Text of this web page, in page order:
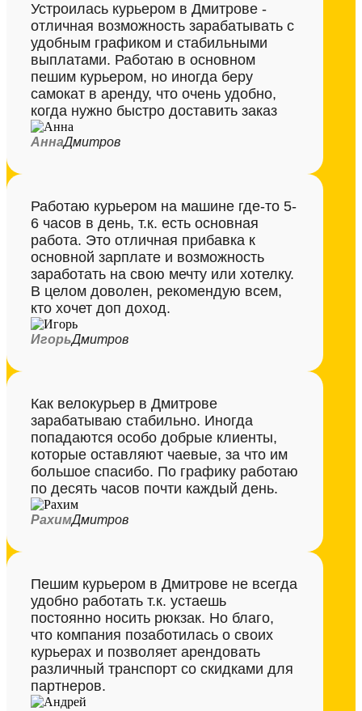
Устроилась курьером в Дмитрове -
отличная возможность зарабатывать с
удобным графиком и стабильными
выплатами. Работаю в основном
пешим курьером, но иногда беру
самокат в аренду, что очень удобно,
когда нужно быстро доставить заказ
АннаДмитров
Работаю курьером на машине где-то 5-
6 часов в день, т.к. есть основная
работа. Это отличная прибавка к
основной зарплате и возможность
заработать на свою мечту или хотелку.
В целом доволен, рекомендую всем,
кто хочет доп доход.
ИгорьДмитров
Как велокурьер в Дмитрове
зарабатываю стабильно. Иногда
попадаются особо добрые клиенты,
которые оставляют чаевые, за что им
большое спасибо. По графику работаю
по десять часов почти каждый день.
РахимДмитров
Пешим курьером в Дмитрове не всегда
удобно работать т.к. устаешь
постоянно носить рюкзак. Но благо,
что компания позаботилась о своих
курьерах и позволяет арендовать
различный транспорт со скидками для
партнеров.